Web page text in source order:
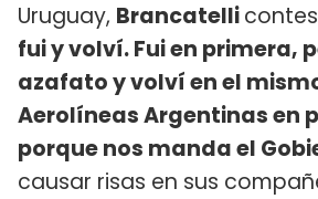
Uruguay, Brancatelli
fui y volví. Fui en primera,
azafato y volví en el
Aerolíneas Argentinas en
porque nos manda el
causar risas en sus